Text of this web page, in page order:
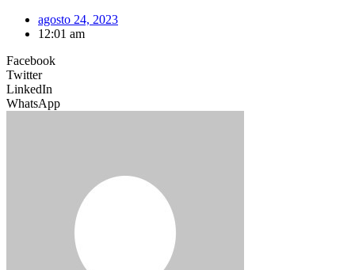
agosto 24, 2023
12:01 am
Facebook
Twitter
LinkedIn
WhatsApp